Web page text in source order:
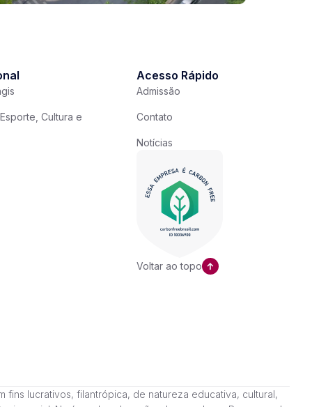
Cultura e
Acesso Rápido
Admissão
Contato
Notícias
Voltar ao topo
fins lucrativos, filantrópica, de natureza educativa, cultural,